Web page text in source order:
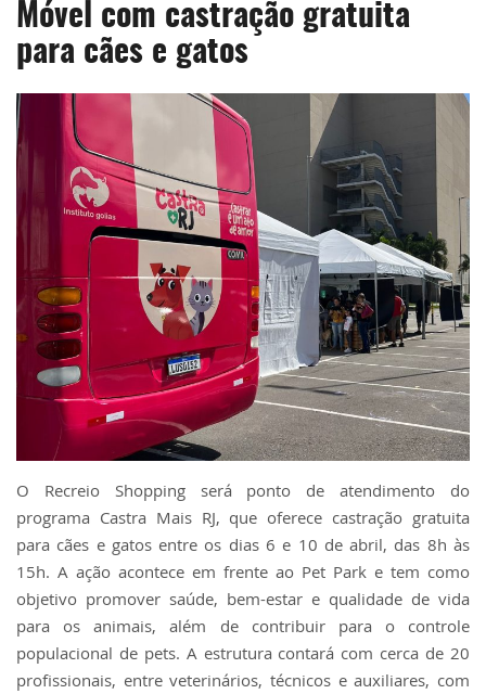
Móvel com castração gratuita
para cães e gatos
O Recreio Shopping será ponto de atendimento do
programa Castra Mais RJ, que oferece castração gratuita
para cães e gatos entre os dias 6 e 10 de abril, das 8h às
15h. A ação acontece em frente ao Pet Park e tem como
objetivo promover saúde, bem-estar e qualidade de vida
para os animais, além de contribuir para o controle
populacional de pets. A estrutura contará com cerca de 20
profissionais, entre veterinários, técnicos e auxiliares, com